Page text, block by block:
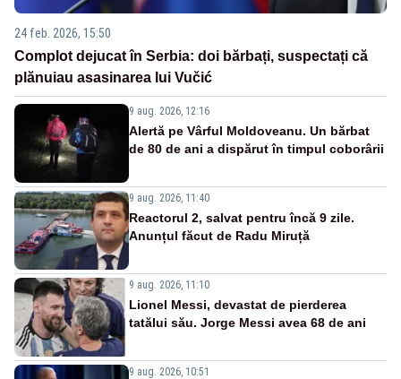
24 feb. 2026, 15:50
Complot dejucat în Serbia: doi bărbați, suspectați că
plănuiau asasinarea lui Vučić
9 aug. 2026, 12:16
Alertă pe Vârful Moldoveanu. Un bărbat
de 80 de ani a dispărut în timpul coborârii
9 aug. 2026, 11:40
Reactorul 2, salvat pentru încă 9 zile.
Anunțul făcut de Radu Miruță
9 aug. 2026, 11:10
Lionel Messi, devastat de pierderea
tatălui său. Jorge Messi avea 68 de ani
9 aug. 2026, 10:51